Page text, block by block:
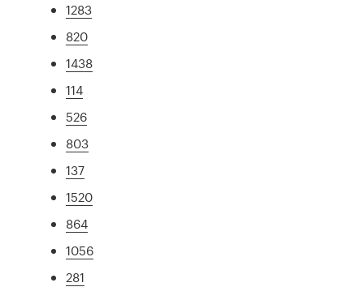
1283
820
1438
114
526
803
137
1520
864
1056
281